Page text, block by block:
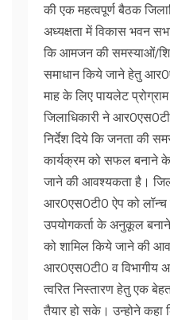
की एक महत्वपूर्ण बैठक
अध्यक्षता में विकास भवन
कि आमजन की समस्याओं/
समाधान किये जाने हेतु
माह के लिए पायलेट
जिलाधिकारी ने
निर्देश दिये कि जनता की
कार्यक्रम को सफल बनाने
जाने की आवश्यकता है।
आर0एस0टी0 ऐप को
उपयोगकर्ता के अनुकूल
को शामिल किये जाने की
आर0एस0टी0 व विभागीय
त्वरित निस्तारण हेतु एक
तैयार हो सके। उन्होने कहा